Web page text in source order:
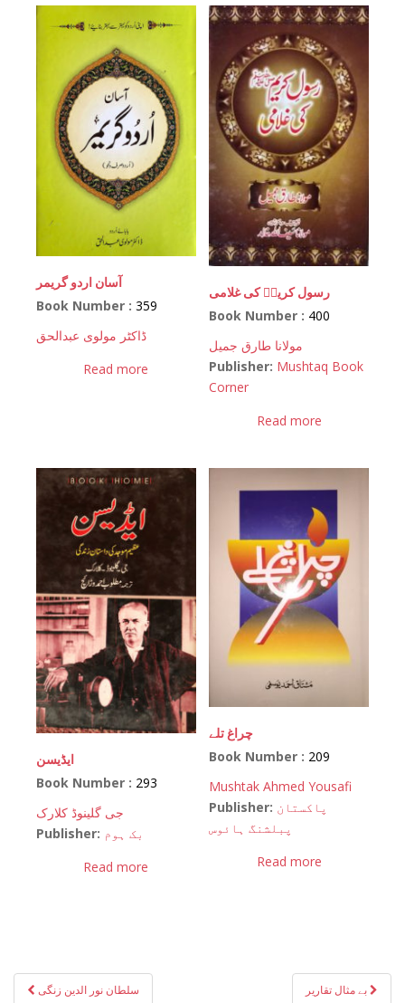
آسان اردو گریمر
Book Number : 359
ڈاکٹر مولوی عبدالحق
Read more
رسول کریمؐ کی غلامی
Book Number : 400
مولانا طارق جمیل
Publisher: Mushtaq Book
Corner
Read more
ایڈیسن
Book Number : 293
جی گلینوڈ کلارک
Publisher: بک ہوم
Read more
چراغ تلے
Book Number : 209
Mushtak Ahmed Yousafi
Publisher: پاکستان
پبلشنگ ہائوس
Read more
Postسلطان نور الدین زنگی